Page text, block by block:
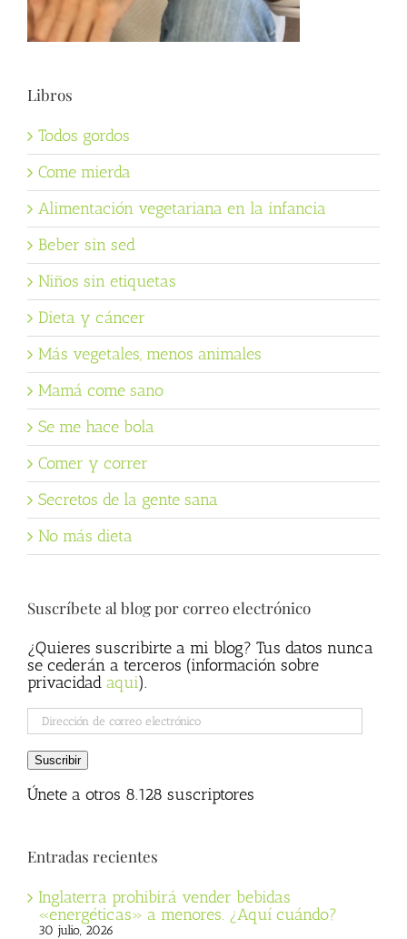
Libros
Todos gordos
Come mierda
Alimentación vegetariana en la infancia
Beber sin sed
Niños sin etiquetas
Dieta y cáncer
Más vegetales, menos animales
Mamá come sano
Se me hace bola
Comer y correr
Secretos de la gente sana
No más dieta
Suscríbete al blog por correo electrónico
¿Quieres suscribirte a mi blog? Tus datos nunca
se cederán a terceros (información sobre
privacidad aqui).
Dirección
de
correo
electrónico
Suscribir
Únete a otros 8.128 suscriptores
Entradas recientes
Inglaterra prohibirá vender bebidas
«energéticas» a menores. ¿Aquí cuándo?
30 julio, 2026